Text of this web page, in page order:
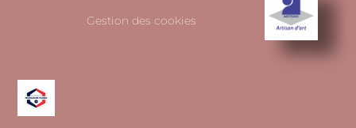
Gestion des cookies